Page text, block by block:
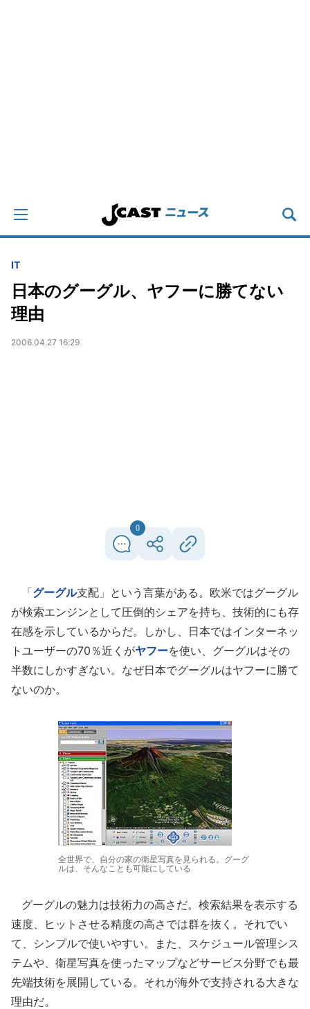
IT
日本のグーグル、ヤフーに勝てない
理由
2006.04.27 16:29
0
「グーグル支配」という言葉がある。欧米ではグーグル
が検索エンジンとして圧倒的シェアを持ち、技術的にも存
在感を示しているからだ。しかし、日本ではインターネッ
トユーザーの70％近くがヤフーを使い、グーグルはその
半数にしかすぎない。なぜ日本でグーグルはヤフーに勝て
ないのか。
全世界で、自分の家の衛星写真を見られる。グーグ
ルは、そんなことも可能にしている
グーグルの魅力は技術力の高さだ。検索結果を表示する
速度、ヒットさせる精度の高さでは群を抜く。それでい
て、シンプルで使いやすい。また、スケジュール管理シス
テムや、衛星写真を使ったマップなどサービス分野でも最
先端技術を展開している。それが海外で支持される大きな
理由だ。